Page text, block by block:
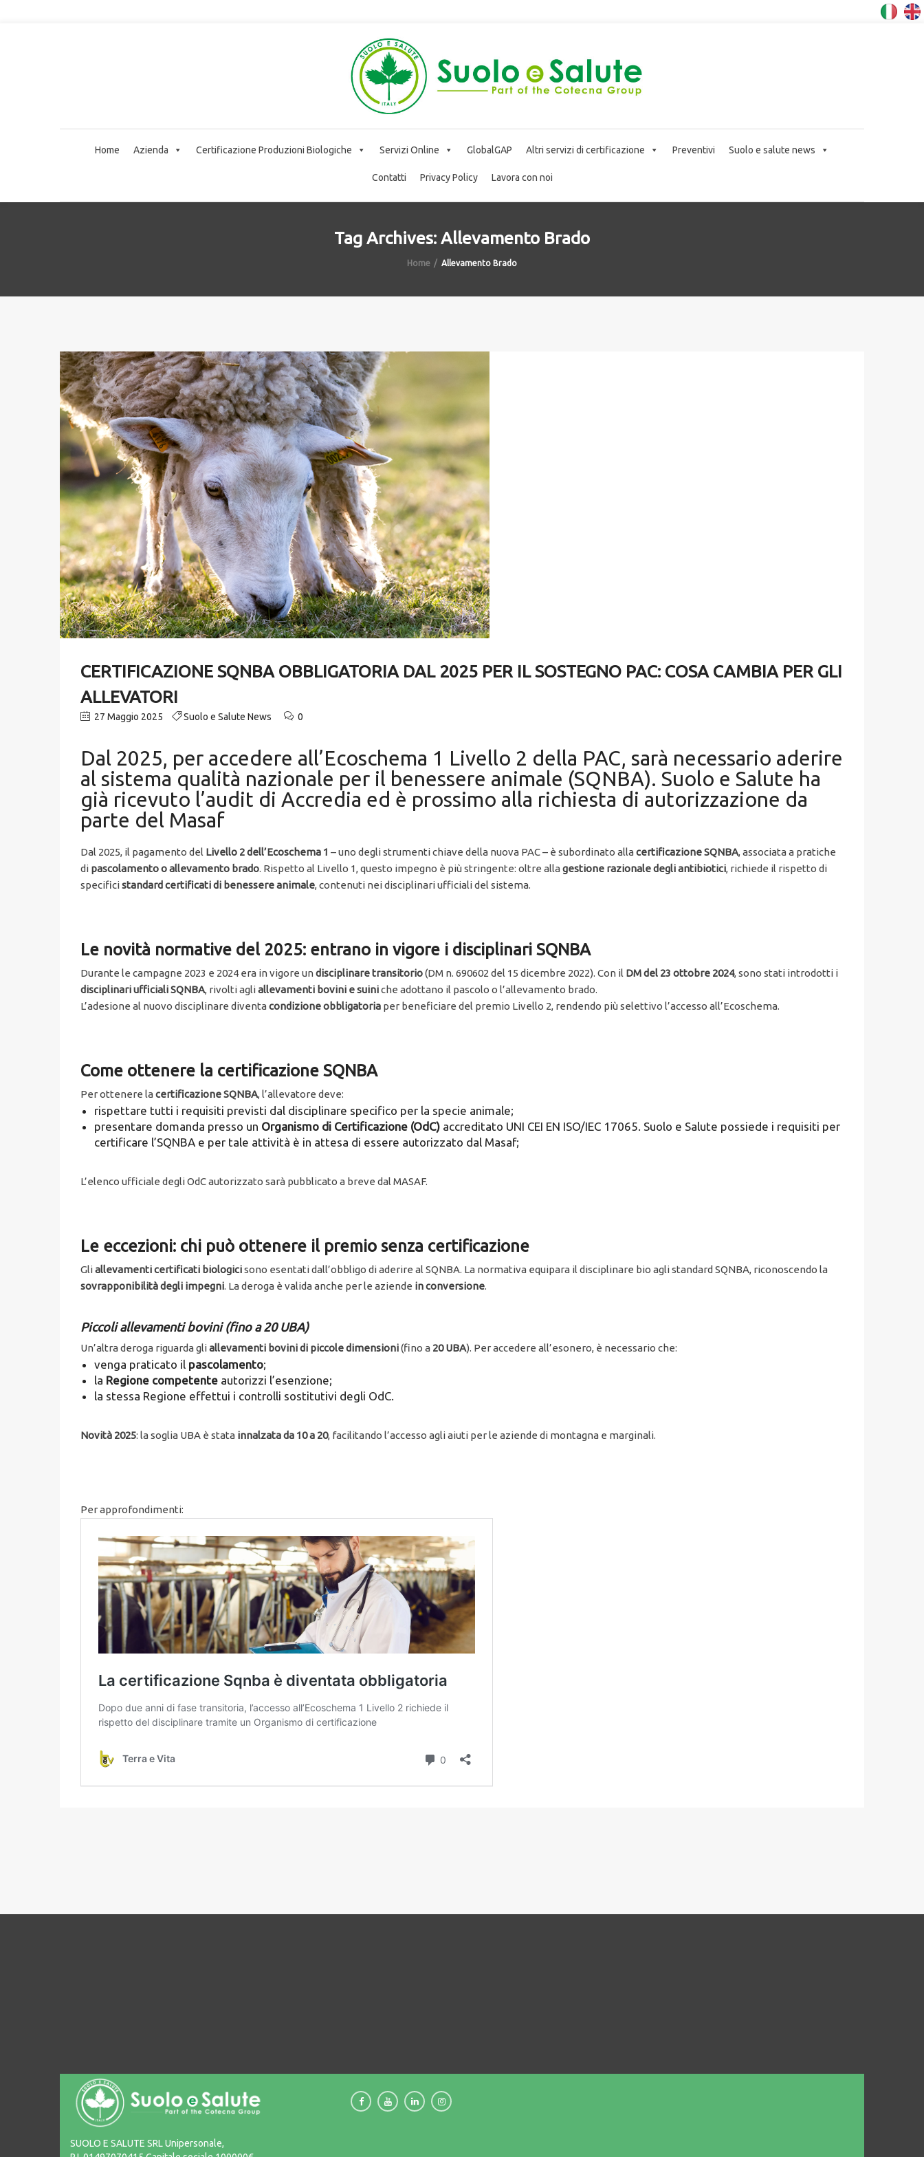
Home Azienda Certificazione Produzioni Biologiche Servizi Online GlobalGAP Altri servizi di certificazione Preventivi Suolo e salute news
Contatti Privacy Policy Lavora con noi
Tag Archives: Allevamento Brado
Home Allevamento Brado
CERTIFICAZIONE SQNBA OBBLIGATORIA DAL 2025 PER IL SOSTEGNO PAC: COSA CAMBIA PER GLI
ALLEVATORI
27 Maggio 2025 Suolo e Salute News 0
Dal 2025, per accedere all’Ecoschema 1 Livello 2 della PAC, sarà necessario aderire
al sistema qualità nazionale per il benessere animale (SQNBA). Suolo e Salute ha
già ricevuto l’audit di Accredia ed è prossimo alla richiesta di autorizzazione da
parte del Masaf
Dal 2025, il pagamento del Livello 2 dell’Ecoschema 1 – uno degli strumenti chiave della nuova PAC – è subordinato allacertificazione SQNBA, associata a pratiche
di pascolamento o allevamento brado. Rispetto al Livello 1, questo impegno è più stringente: oltre allagestione razionale degli antibiotici, richiede il rispetto di
specificistandard certificati di benessere animale, contenuti nei disciplinari ufficiali del sistema.
Le novità normative del 2025: entrano in vigore i disciplinari SQNBA
Durante le campagne 2023 e 2024 era in vigore undisciplinare transitorio(DM n. 690602 del 15 dicembre 2022). Con il DM del 23 ottobre 2024, sono stati introdotti i
disciplinari ufficiali SQNBA, rivolti agliallevamenti bovini e suiniche adottano il pascolo o l’allevamento brado.
L’adesione al nuovo disciplinare diventacondizione obbligatoria per beneficiare del premio Livello 2, rendendo più selettivo l’accesso all’Ecoschema.
Come ottenere la certificazione SQNBA
Per ottenere lacertificazione SQNBA, l’allevatore deve:
rispettare tutti i requisiti previsti dal disciplinare specifico per la specie animale;
presentare domanda presso un Organismo di Certificazione (OdC) accreditato UNI CEI EN ISO/IEC 17065. Suolo e Salute possiede i requisiti per
certificare l’SQNBA e per tale attività è in attesa di essere autorizzato dal Masaf;
L’elenco ufficiale degli OdC autorizzato sarà pubblicato a breve dal MASAF.
Le eccezioni: chi può ottenere il premio senza certificazione
Gliallevamenti certificati biologicisono esentati dall’obbligo di aderire al SQNBA. La normativa equipara il disciplinare bio agli standard SQNBA, riconoscendo la
sovrapponibilità degli impegni. La deroga è valida anche per le aziende in conversione.
Piccoli allevamenti bovini (fino a 20 UBA)
Un’altra deroga riguarda gliallevamenti bovini di piccole dimensioni(fino a 20 UBA). Per accedere all’esonero, è necessario che:
venga praticato il pascolamento;
la Regione competente autorizzi l’esenzione;
la stessa Regione effettui i controlli sostitutivi degli OdC.
Novità 2025: la soglia UBA è stata innalzata da 10 a 20, facilitando l’accesso agli aiuti per le aziende di montagna e marginali.
Per approfondimenti:
SUOLO E SALUTE SRL Unipersonale,